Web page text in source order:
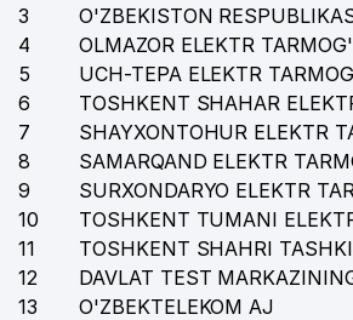
ICARDA VAKOLATXONA
AIR-PROM-TECHNOLOGY
BUSINESS AUDIT TODAY
YUNUSOBOD TUMANI
LUX MEBEL GROUP MChJ
JUS COGENS ADVOKATLIK
3
O'ZBEKISTON
4
OLMAZOR ELEKTR
5
UCH-TEPA ELEKTR
6
TOSHKENT SHAHAR
7
SHAYXONTOHUR ELEKTR
8
SAMARQAND ELEKTR
9
SURXONDARYO ELEKTR
10
TOSHKENT TUMANI
11
TOSHKENT SHAHRI
12
DAVLAT TEST
13
O'ZBEKTELEKOM AJ